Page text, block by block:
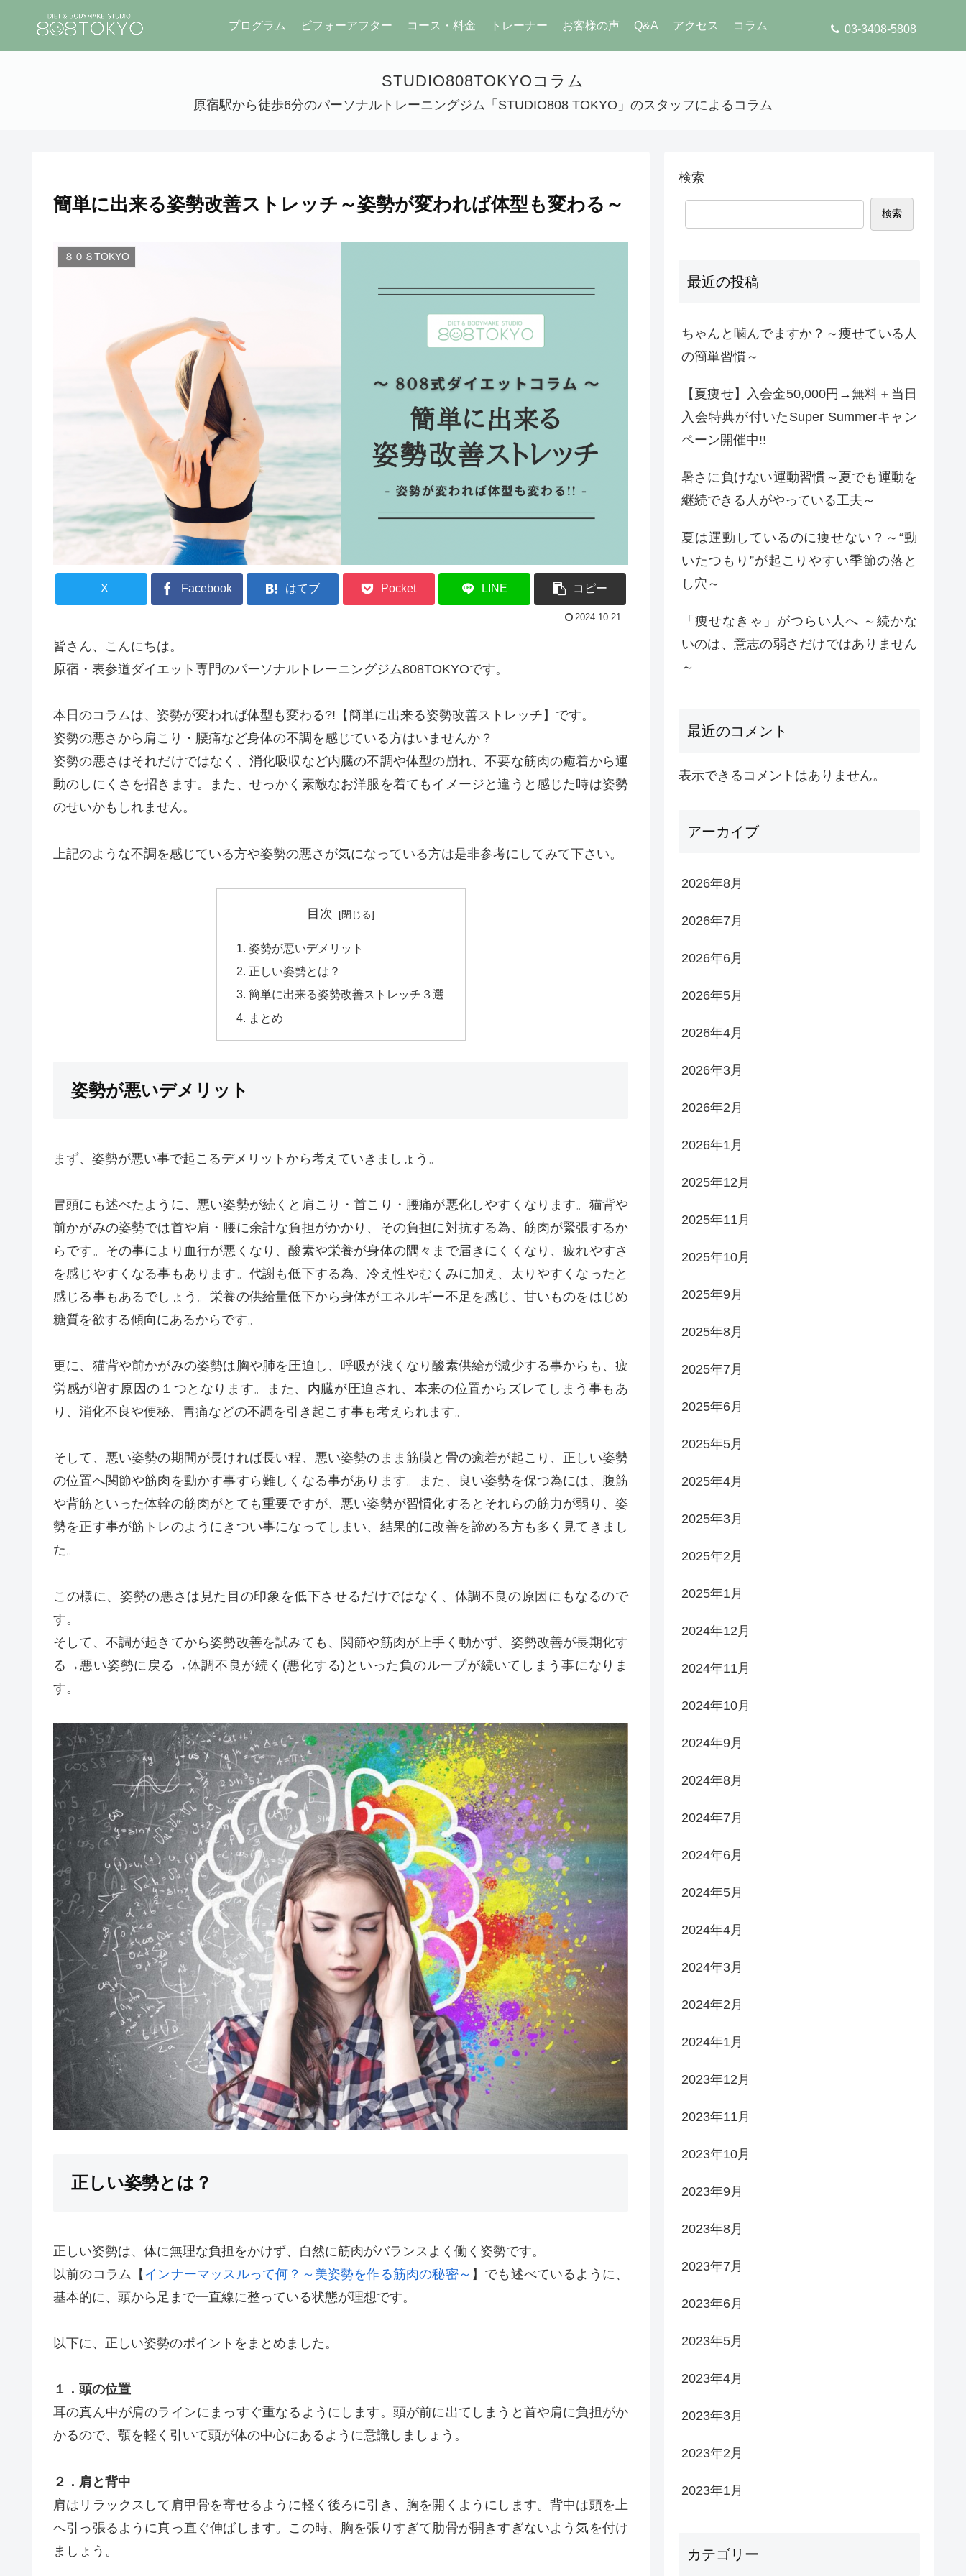
03-3408-5808
プログラム ビフォーアフター コース・料金 トレーナー お客様の声 Q&A アクセス コラム
STUDIO808TOKYOコラム
原宿駅から徒歩6分のパーソナルトレーニングジム「STUDIO808 TOKYO」のスタッフによるコラム
簡単に出来る姿勢改善ストレッチ～姿勢が変われば体型も変わる～
８０８TOKYO
X Facebook はてブ Pocket LINE コピー
2024.10.21
皆さん、こんにちは。
原宿・表参道ダイエット専門のパーソナルトレーニングジム808TOKYOです。
本日のコラムは、姿勢が変われば体型も変わる?!【簡単に出来る姿勢改善ストレッチ】です。
姿勢の悪さから肩こり・腰痛など身体の不調を感じている方はいませんか？
姿勢の悪さはそれだけではなく、消化吸収など内臓の不調や体型の崩れ、不要な筋肉の癒着から運
動のしにくさを招きます。また、せっかく素敵なお洋服を着てもイメージと違うと感じた時は姿勢
のせいかもしれません。
上記のような不調を感じている方や姿勢の悪さが気になっている方は是非参考にしてみて下さい。
目次
姿勢が悪いデメリット
正しい姿勢とは？
簡単に出来る姿勢改善ストレッチ３選
まとめ
姿勢が悪いデメリット
まず、姿勢が悪い事で起こるデメリットから考えていきましょう。
冒頭にも述べたように、悪い姿勢が続くと肩こり・首こり・腰痛が悪化しやすくなります。猫背や
前かがみの姿勢では首や肩・腰に余計な負担がかかり、その負担に対抗する為、筋肉が緊張するか
らです。その事により血行が悪くなり、酸素や栄養が身体の隅々まで届きにくくなり、疲れやすさ
を感じやすくなる事もあります。代謝も低下する為、冷え性やむくみに加え、太りやすくなったと
感じる事もあるでしょう。栄養の供給量低下から身体がエネルギー不足を感じ、甘いものをはじめ
糖質を欲する傾向にあるからです。
更に、猫背や前かがみの姿勢は胸や肺を圧迫し、呼吸が浅くなり酸素供給が減少する事からも、疲
労感が増す原因の１つとなります。また、内臓が圧迫され、本来の位置からズレてしまう事もあ
り、消化不良や便秘、胃痛などの不調を引き起こす事も考えられます。
そして、悪い姿勢の期間が長ければ長い程、悪い姿勢のまま筋膜と骨の癒着が起こり、正しい姿勢
の位置へ関節や筋肉を動かす事すら難しくなる事があります。また、良い姿勢を保つ為には、腹筋
や背筋といった体幹の筋肉がとても重要ですが、悪い姿勢が習慣化するとそれらの筋力が弱り、姿
勢を正す事が筋トレのようにきつい事になってしまい、結果的に改善を諦める方も多く見てきまし
た。
この様に、姿勢の悪さは見た目の印象を低下させるだけではなく、体調不良の原因にもなるので
す。
そして、不調が起きてから姿勢改善を試みても、関節や筋肉が上手く動かず、姿勢改善が長期化す
る→悪い姿勢に戻る→体調不良が続く(悪化する)といった負のループが続いてしまう事になりま
す。
正しい姿勢とは？
正しい姿勢は、体に無理な負担をかけず、自然に筋肉がバランスよく働く姿勢です。
以前のコラム【 インナーマッスルって何？～美姿勢を作る筋肉の秘密～ 】でも述べているように、
基本的に、頭から足まで一直線に整っている状態が理想です。
以下に、正しい姿勢のポイントをまとめました。
１．頭の位置
耳の真ん中が肩のラインにまっすぐ重なるようにします。頭が前に出てしまうと首や肩に負担がか
かるので、顎を軽く引いて頭が体の中心にあるように意識しましょう。
２．肩と背中
肩はリラックスして肩甲骨を寄せるように軽く後ろに引き、胸を開くようにします。背中は頭を上
へ引っ張るように真っ直ぐ伸ばします。この時、胸を張りすぎて肋骨が開きすぎないよう気を付け
ましょう。
検索
検索
最近の投稿
ちゃんと噛んでますか？～痩せている人
の簡単習慣～
【夏痩せ】入会金50,000円→無料＋当日
入会特典が付いたSuper Summerキャン
ペーン開催中!!
暑さに負けない運動習慣～夏でも運動を
継続できる人がやっている工夫～
夏は運動しているのに痩せない？～“動
いたつもり”が起こりやすい季節の落と
し穴～
「痩せなきゃ」がつらい人へ ～続かな
いのは、意志の弱さだけではありません
～
最近のコメント
表示できるコメントはありません。
アーカイブ
2026年8月
2026年7月
2026年6月
2026年5月
2026年4月
2026年3月
2026年2月
2026年1月
2025年12月
2025年11月
2025年10月
2025年9月
2025年8月
2025年7月
2025年6月
2025年5月
2025年4月
2025年3月
2025年2月
2025年1月
2024年12月
2024年11月
2024年10月
2024年9月
2024年8月
2024年7月
2024年6月
2024年5月
2024年4月
2024年3月
2024年2月
2024年1月
2023年12月
2023年11月
2023年10月
2023年9月
2023年8月
2023年7月
2023年6月
2023年5月
2023年4月
2023年3月
2023年2月
2023年1月
カテゴリー